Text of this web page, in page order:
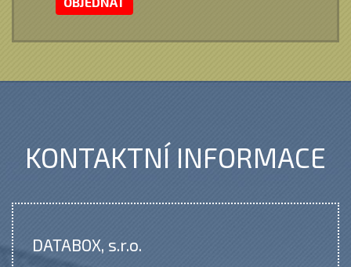
KONTAKTNÍ INFORMACE
DATABOX, s.r.o.